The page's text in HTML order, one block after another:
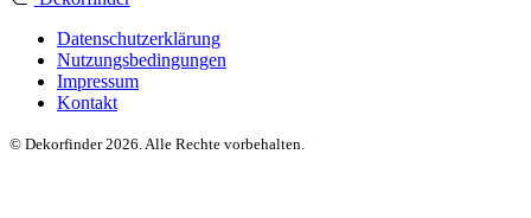
Datenschutzerklärung
Nutzungsbedingungen
Impressum
Kontakt
© Dekorfinder 2026. Alle Rechte vorbehalten.